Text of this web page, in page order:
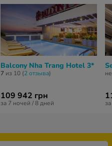
Balcony Nha Trang Hotel 3*
7из 10 (2 отзывa)
109 942 грн
за 7 ночей / 8 дней